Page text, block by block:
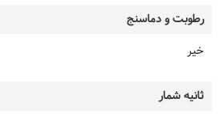
رطوبت و دماسنج
خیر
ثانیه شمار